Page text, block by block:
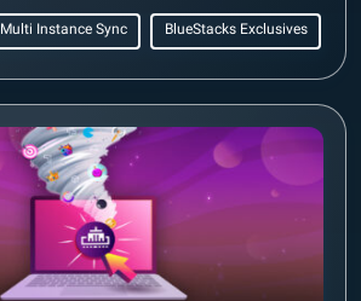
Multi Instance Sync BlueStacks Exclusives